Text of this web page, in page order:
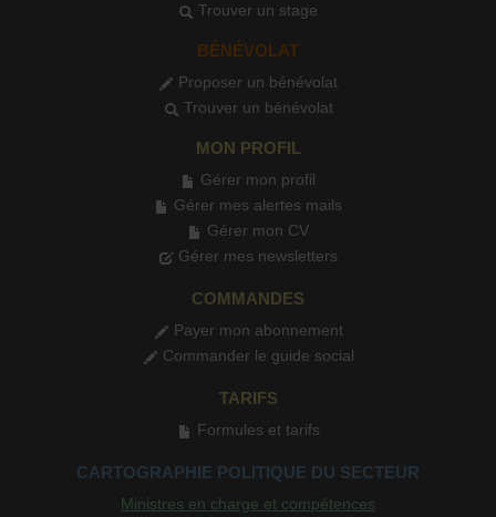
Trouver un stage
BÉNÉVOLAT
Proposer un bénévolat
Trouver un bénévolat
MON PROFIL
Gérer mon profil
Gérer mes alertes mails
Gérer mon CV
Gérer mes newsletters
COMMANDES
Payer mon abonnement
Commander le guide social
TARIFS
Formules et tarifs
CARTOGRAPHIE POLITIQUE DU SECTEUR
Ministres en charge et compétences